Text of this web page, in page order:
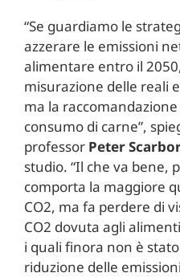
“Se guardiamo le
azzerare le emissioni
alimentare entro il
misurazione delle reali
ma la
consumo di carne”,
professor Peter
studio. “Il che va bene,
comporta la maggiore
CO2, ma fa perdere di
CO2 dovuta agli
i quali finora non è
riduzione delle